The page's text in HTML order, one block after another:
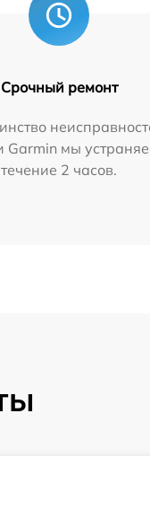
Срочный ремонт
Garmin мы
течение 2 часов.